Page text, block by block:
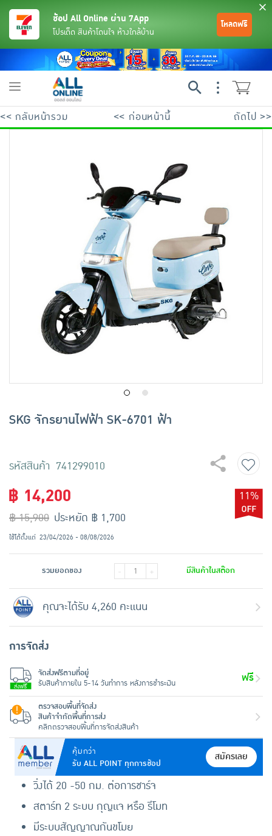
เครื่องปรุงรสและของแห้ง
ขนมขบเคี้ยว และช็อคโกแลต
อาหารสด ผัก ผลไม้และเบเกอรี่
ช้อป All Online ผ่าน 7App
โปรเด็ด สินค้าโดนใจ ห้างใกล้บ้าน
โหลดฟรี
Toggle
<< กลับหน้ารวม << ก่อนหน้านี้ ถัดไป >>
SKG จักรยานไฟฟ้า SK-6701 ฟ้า
รหัสสินค้า 741299010
คุ้มกว่า
รับ ALL POINT ทุกการช้อป
สมัครเลย
วิ่งได้ 20 -50 กม. ต่อการชาร์จ
สตาร์ท 2 ระบบ กุญแจ หรือ รีโมท
มีระบบสัญญาณกันขโมย
฿ 14,200
฿ 15,900
11%
ประหยัด ฿ 1,700
ใช้ได้ตั้งแต่ 23/04/2026 - 08/08/2026
รวมยอดของ - + มีสินค้าในสต๊อก
คุณจะได้รับ 4,260 คะแนน
การจัดส่ง
จัดส่งฟรีตามที่อยู่
รับสินค้าภายใน 5-14 วันทำการ หลังการชำระเงิน
ฟรี
ตรวจสอบพื้นที่จัดส่ง
สินค้าจำกัดพื้นที่การส่ง
คลิกตรวจสอบพื้นที่การจัดส่งสินค้า